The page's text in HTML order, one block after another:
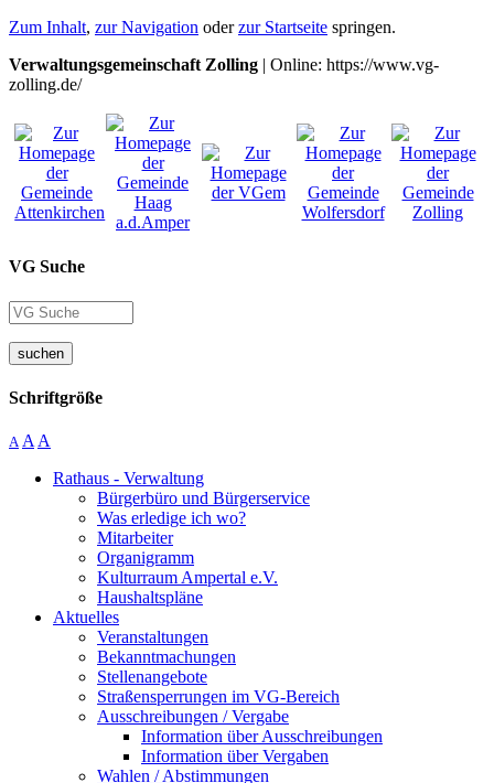
Zum Inhalt, zur Navigation oderzur Startseite springen.
Verwaltungsgemeinschaft Zolling | Online: https://www.vg-
zolling.de/
VG Suche
suchen
Schriftgröße
A A A
Rathaus - Verwaltung
Bürgerbüro und Bürgerservice
Was erledige ich wo?
Mitarbeiter
Organigramm
Kulturraum Ampertal e.V.
Haushaltspläne
Aktuelles
Veranstaltungen
Bekanntmachungen
Stellenangebote
Straßensperrungen im VG-Bereich
Ausschreibungen / Vergabe
Information über Ausschreibungen
Information über Vergaben
Wahlen / Abstimmungen